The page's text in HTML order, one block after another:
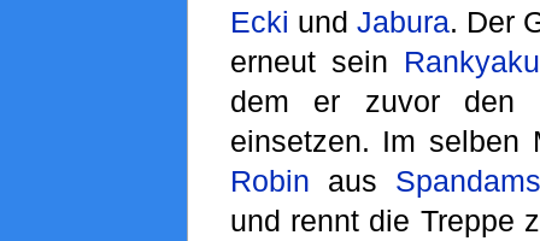
Ecki undJabura. Der
erneut sein
dem er zuvor den
einsetzen. Im selben
Robin aus
und rennt die Treppe